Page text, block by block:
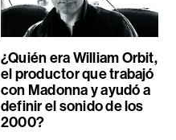
¿Quién era William Orbit,
el productor que trabajó
con Madonna y ayudó a
definir el sonido de los
2000?